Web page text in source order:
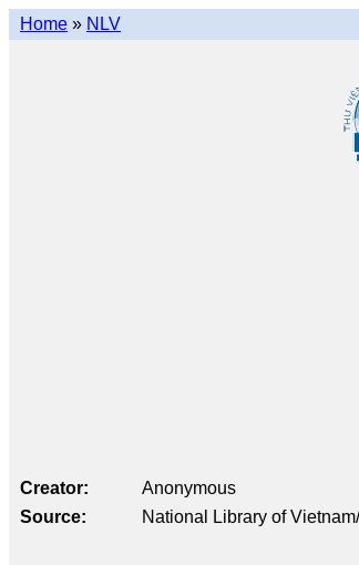
Home » NLV
Creator
Anonymous
Source
National Library of